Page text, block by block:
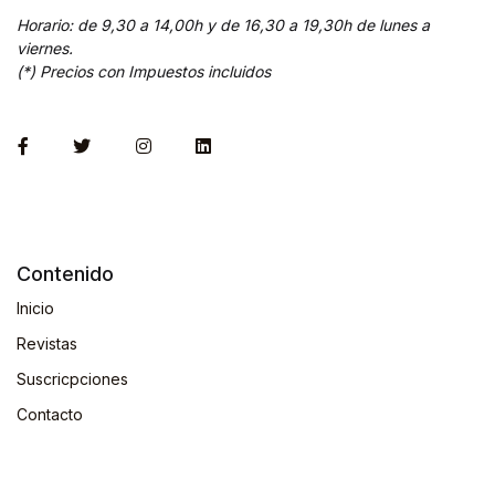
Horario: de 9,30 a 14,00h y de 16,30 a 19,30h de lunes a
viernes.
(*) Precios con Impuestos incluidos
Contenido
Inicio
Revistas
Suscricpciones
Contacto